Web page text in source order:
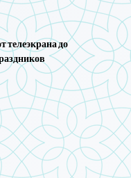
телеэкрана до